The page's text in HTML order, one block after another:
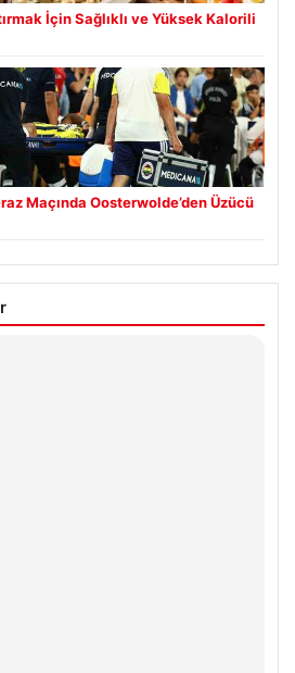
İçin Sağlıklı ve Yüksek Kalorili
Maçında Oosterwolde’den Üzücü